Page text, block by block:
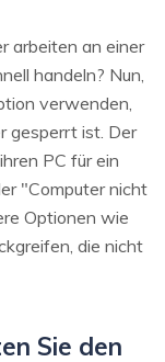
arbeiten an einer
handeln? Nun,
verwenden,
gesperrt ist. Der
PC für ein
"Computer nicht
Optionen wie
die nicht
Sie den